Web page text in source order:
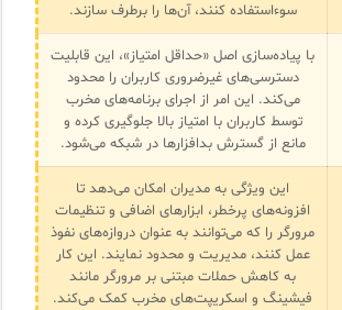
سوءاستفاده کنند، آن‌ها را برطرف سازند.
با پیاده‌سازی اصل «حداقل امتیاز»، این قابلیت
دسترسی‌های غیرضروری کاربران را محدود
می‌کند. این امر از اجرای برنامه‌های مخرب
توسط کاربران با امتیاز بالا جلوگیری کرده و
مانع از گسترش بدافزارها در شبکه می‌شود.
این ویژگی به مدیران امکان می‌دهد تا
افزونه‌های پرخطر، ابزارهای اضافی و تنظیمات
مرورگر را که می‌توانند به عنوان دروازه‌های نفوذ
عمل کنند، مدیریت و محدود نمایند. این کار
به کاهش حملات مبتنی بر مرورگر مانند
فیشینگ و اسکریپت‌های مخرب کمک می‌کند.